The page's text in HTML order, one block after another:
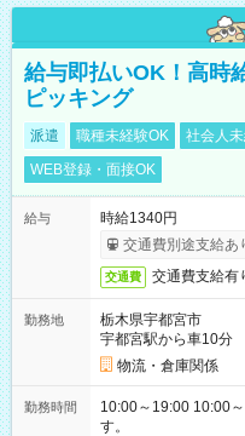
給与即払いOK！高時
ピッキング
派遣 職種未経験OK 社会人
WEB登録・面接OK
給与
時給1340円
交通費別途支給あ
交通費 交通費支給有
勤務地
栃木県宇都宮市
宇都宮駅から車10分
物流・倉庫関係
勤務時間
10:00～19:00 10:00～17:00 ※表記のうち実働6時
す。